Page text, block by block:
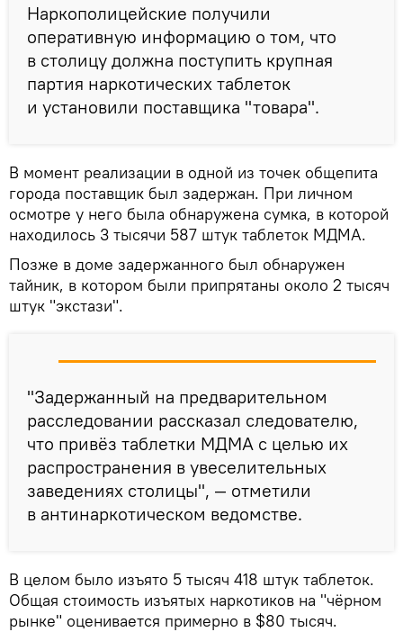
Наркополицейские получили
оперативную информацию о том, что
в столицу должна поступить крупная
партия наркотических таблеток
и установили поставщика "товара".
В момент реализации в одной из точек общепита
города поставщик был задержан. При личном
осмотре у него была обнаружена сумка, в которой
находилось 3 тысячи 587 штук таблеток МДМА.
Позже в доме задержанного был обнаружен
тайник, в котором были припрятаны около 2 тысяч
штук "экстази".
"Задержанный на предварительном
расследовании рассказал следователю,
что привёз таблетки МДМА с целью их
распространения в увеселительных
заведениях столицы", — отметили
в антинаркотическом ведомстве.
В целом было изъято 5 тысяч 418 штук таблеток.
Общая стоимость изъятых наркотиков на "чёрном
рынке" оценивается примерно в $80 тысяч.